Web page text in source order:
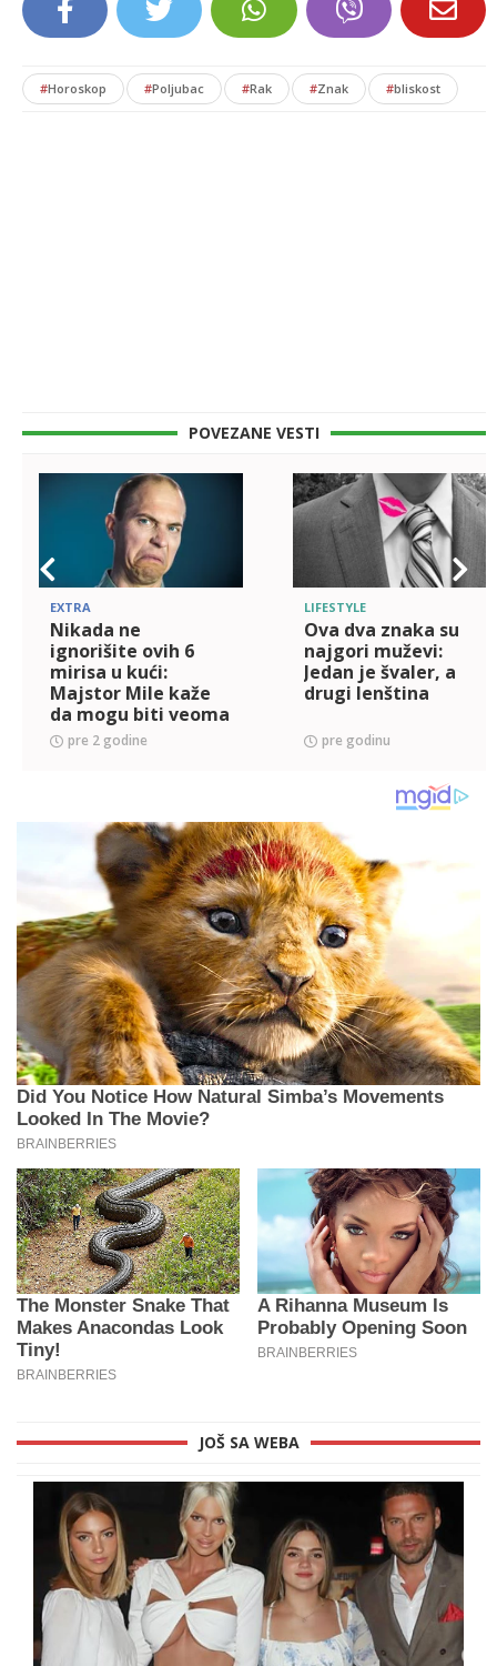
#Horoskop #Poljubac #Rak #Znak #bliskost
POVEZANE VESTI
EXTRA
Nikada ne
ignorišite ovih 6
mirisa u kući:
Majstor Mile kaže
da mogu biti veoma
opasni i znak
ozbiljnog problema
pre 2 godine
LIFESTYLE
Ova dva znaka su
najgori muževi:
Jedan je švaler, a
drugi lenština
pre godinu
JOŠ SA WEBA